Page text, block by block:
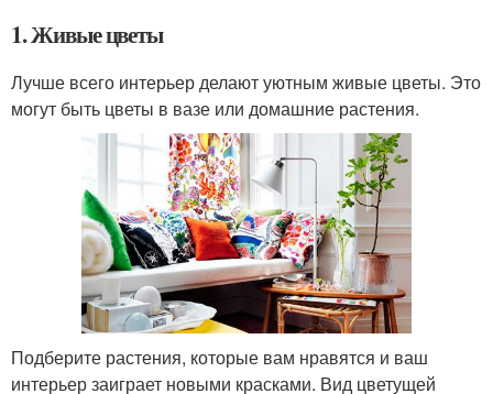
1. Живые цветы
Лучше всего интерьер делают уютным живые цветы. Это
могут быть цветы в вазе или домашние растения.
Подберите растения, которые вам нравятся и ваш
интерьер заиграет новыми красками. Вид цветущей